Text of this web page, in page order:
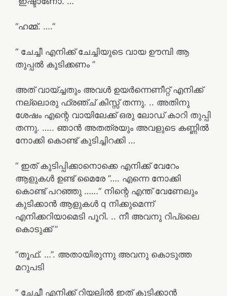
“ഹമ്മ്. ….”
“ ചേച്ചീ എനിക്ക് ചേച്ചിയുടെ വായ ഊമ്പി ആ
തുപ്പൽ കുടിക്കണം ”
അത് വായ്ച്ചതും അവൾ ഉയർന്നെണീറ്റ് എനിക്ക്
നല്ലൊരു ഫ്രഞ്ച് കിസ്സ് തന്നു. .. അതിനു
ശേഷം എന്റെ വായിലേക്ക് ഒരു ലോഡ് കാറി തുപ്പി
തന്നു. ….. ഞാൻ അതത്രയും അവളുടെ കണ്ണിൽ
നോക്കി കൊണ്ട് കുടിച്ചിറക്കി …
“ ഇത് കുടിപ്പിക്കാനൊക്കെ എനിക്ക് വേറേം
ആളുകൾ ഉണ്ട് മൈരേ ”…. എന്നെ നോക്കി
കൊണ്ട് പറഞ്ഞു ……“ നിന്റെ എന്ത് വേണേലും
കുടിക്കാൻ ആളുകൾ q നിക്കുമെന്ന്
എനിക്കറിയാമെടി പൂറി. .. നീ അവനു റിപ്ലൈ
കൊടുക്ക് ”
“തൂഫ്. …”. അതായിരുന്നു അവനു കൊടുത്ത
മറുപടി
“ ചേച്ചീ എനിക്ക് റിയലിൽ ഇത് കുടിക്കാൻ